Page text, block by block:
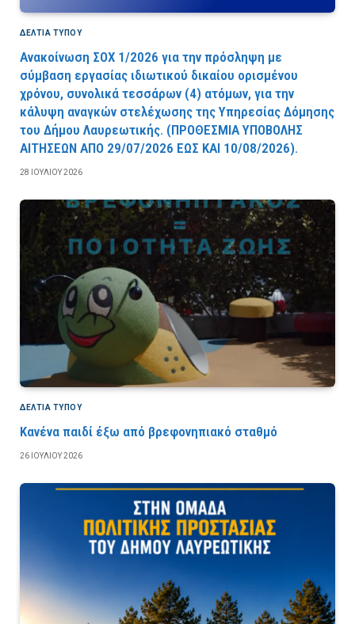
ΔΕΛΤΙΑ ΤΥΠΟΥ
Ανακοίνωση ΣΟΧ 1/2026 για την πρόσληψη με
σύμβαση εργασίας ιδιωτικού δικαίου ορισμένου
χρόνου, συνολικά τεσσάρων (4) ατόμων, για την
κάλυψη αναγκών στελέχωσης της Υπηρεσίας Δόμησης
του Δήμου Λαυρεωτικής. (ΠPOΘEΣMIA YΠOBOΛHΣ
AITHΣEΩN AΠO 29/07/2026 EΩΣ KAI 10/08/2026).
28 ΙΟΥΛΊΟΥ 2026
ΔΕΛΤΙΑ ΤΥΠΟΥ
Κανένα παιδί έξω από βρεφονηπιακό σταθμό
26 ΙΟΥΛΊΟΥ 2026